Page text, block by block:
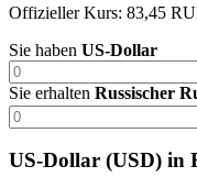
Offizieller Kurs: 83,45
Sie haben US-Dollar
Sie erhalten Russischer
US-Dollar (USD) in